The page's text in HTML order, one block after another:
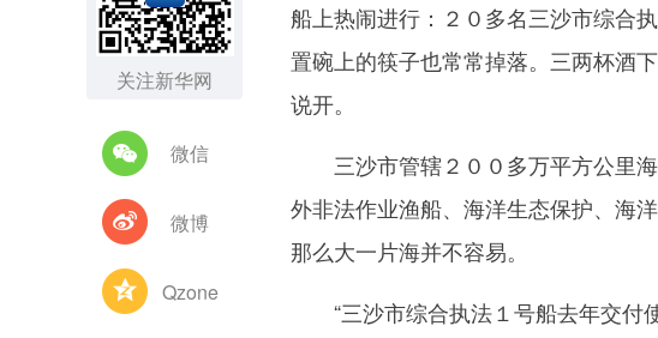
关注新华网
微信
微博
Qzone
船上热闹进行：２０多名三沙市综合
置碗上的筷子也常常掉落。三两杯酒
说开。
三沙市管辖２００多万平方公里海
外非法作业渔船、海洋生态保护、海
那么大一片海并不容易。
“三沙市综合执法１号船去年交付